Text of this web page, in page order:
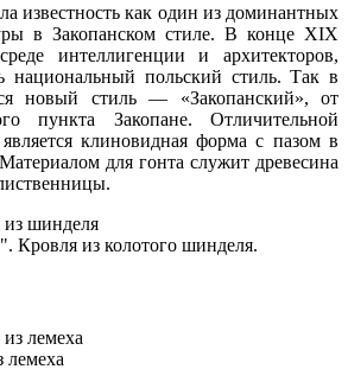
известность как один из доминантных
в Закопанском стиле. В конце XIX
интеллигенции и архитекторов,
национальный польский стиль. Так в
новый стиль — «Закопанский», от
пункта Закопане. Отличительной
клиновидная форма с пазом в
для гонта служит древесина
Кровля из колотого шинделя.
лемеха